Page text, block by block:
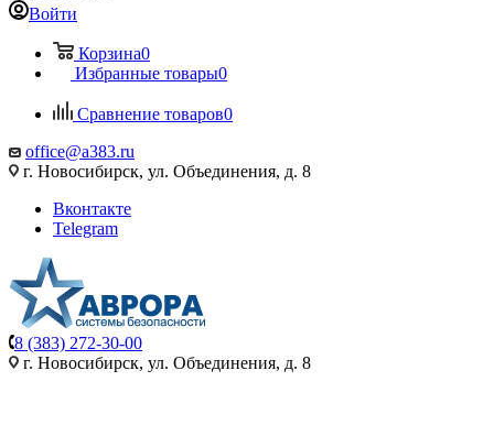
Войти
Корзина0
Избранные товары0
Сравнение товаров0
office@a383.ru
г. Новосибирск, ул. Объединения, д. 8
Вконтакте
Telegram
8 (383) 272-30-00
г. Новосибирск, ул. Объединения, д. 8